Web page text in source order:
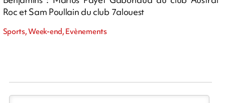
Roc et Sam Poullain du club 7alouest
Sports, Week-end, Evènements